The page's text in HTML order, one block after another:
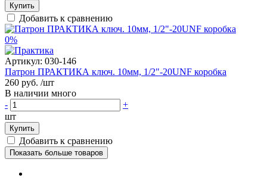
Купить
Добавить к сравнению
0%
Артикул: 030-146
Патрон ПРАКТИКА ключ. 10мм, 1/2"-20UNF коробка
260 руб. /шт
В наличии много
-
+
шт
Купить
Добавить к сравнению
Показать больше товаров